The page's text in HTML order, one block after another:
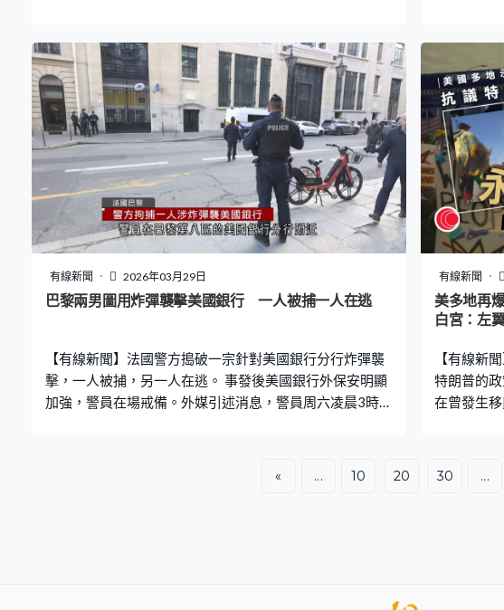
主辦單位稱有超過20萬人參加，州長沃爾茲亦有出席。美
國明尼蘇達州州長沃爾茲：「當民主本身似乎岌岌可危
時，是明尼蘇達州站出來說絕不容忍。」 首都華盛頓亦有
大批民眾參與『不要國王』反特朗普示威。示威者：「特
朗普似乎不明白，他是總統，而不是國王，不是獨裁
者。」 在紐約，遊行隊伍由中央公園出發，途經時報廣
場，逼滿街頭。主辦單位稱全國50個州舉辦了超過3,300
場示威活動，估計超過900萬人參與，較之前兩次的全國
示威更大規模。 洛杉磯有逾千名示威者包圍聯邦建築物，
警方施放催淚氣體阻止示威者推進，有人向警察投擲石頭
及水泥磚頭。兩名執法人員受傷送院，兩人被捕。 白宮發
言人批評示威只是由左翼網絡的資金支助，缺乏公眾支
集會聲援美國的「不要國王」示威
分人傷勢
查起火原
有線新聞 2026年03月29日
巴黎兩男圖用炸彈襲擊美國銀行 一人被捕一人在逃
【有線新聞】法國警方搗破一宗針對美國銀行分行炸彈襲
擊，一人被捕，另一人在逃。 事發後美國銀行外保安明顯
加強，警員在場戒備。外媒引述消息，警員周六凌晨3時半
有線新聞
美多地再
白宮：左
【有線新
特朗普的
在曾發生
強調永遠
威是左翼
« ... 10 20 30 ...